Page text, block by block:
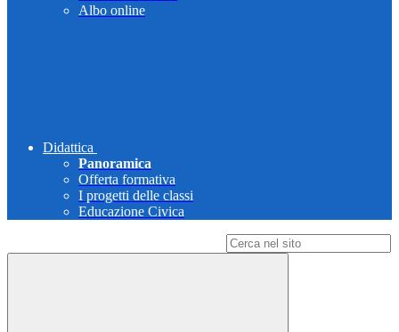
Albo online
Didattica
Panoramica
Offerta formativa
I progetti delle classi
Educazione Civica